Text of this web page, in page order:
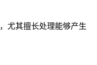
，尤其擅长处理能够产生